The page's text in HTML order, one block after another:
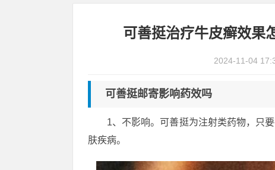
可善挺治疗牛皮癣效果
2024-11-04
可善挺邮寄影响药效吗
1、不影响。可善挺为注射类药物，只
肤疾病。